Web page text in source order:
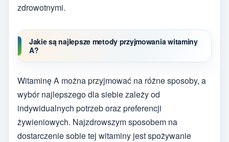
zdrowotnymi.
Jakie są najlepsze metody przyjmowania witaminy
A?
Witaminę A można przyjmować na różne sposoby, a
wybór najlepszego dla siebie zależy od
indywidualnych potrzeb oraz preferencji
żywieniowych. Najzdrowszym sposobem na
dostarczenie sobie tej witaminy jest spożywanie